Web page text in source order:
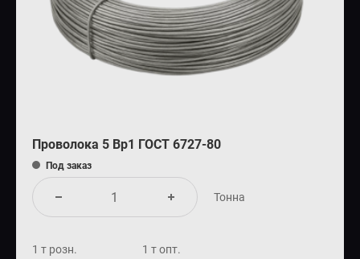
Проволока 5 Вр1 ГОСТ 6727-80
Под заказ
Тонна
1 т розн. 1 т опт.